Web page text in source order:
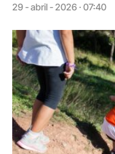
29 - abril - 2026 · 07:40